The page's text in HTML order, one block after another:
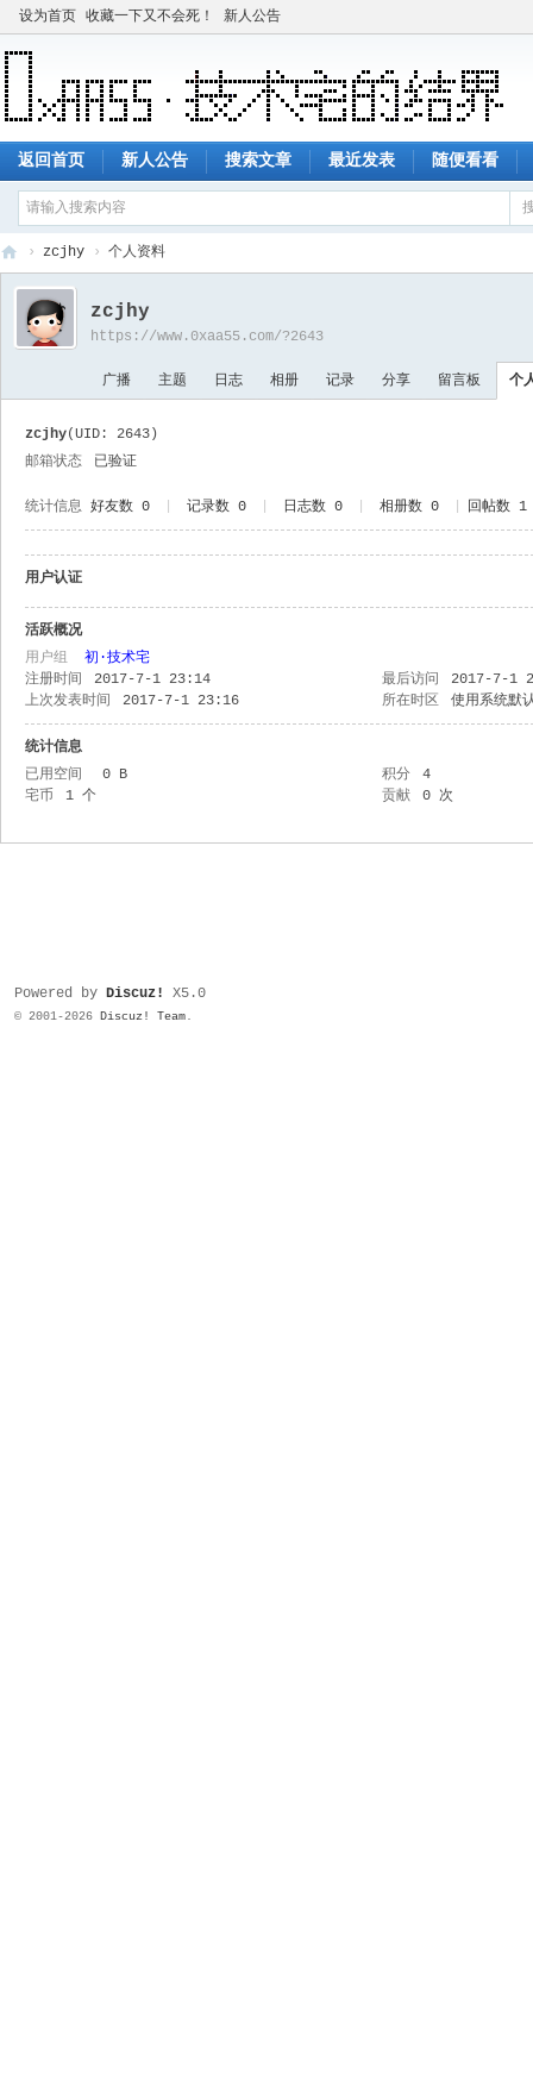
设为首页 收藏一下又不会死！ 新人公告
返回首页 新人公告 搜索文章 最近发表 随便看看
技
宅
› zcjhy › 个人资料
zcjhy
https://www.0xaa55.com/?2643
广播 主题 日志 相册 记录 分享 留言板 个
zcjhy(UID: 2643)
邮箱状态
已验证
统计信息 好友数 0 记录数 0 日志数 0 相册数 0 回帖数 1
用户认证
活跃概况
用户组 初·技术宅
注册时间
2017-7-1 23:14 最后访问
2017-7-1
上次发表时间
2017-7-1 23:16 所在时区 使用系统默
统计信息
已用空间
0 B 积分
4
宅币
1 个 贡献 0 次
Powered by Discuz! X5.0
© 2001-2026 Discuz! Team.